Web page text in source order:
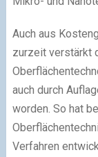
Auch aus
zurzeit verstärkt
auch durch
worden. So hat
Verfahren